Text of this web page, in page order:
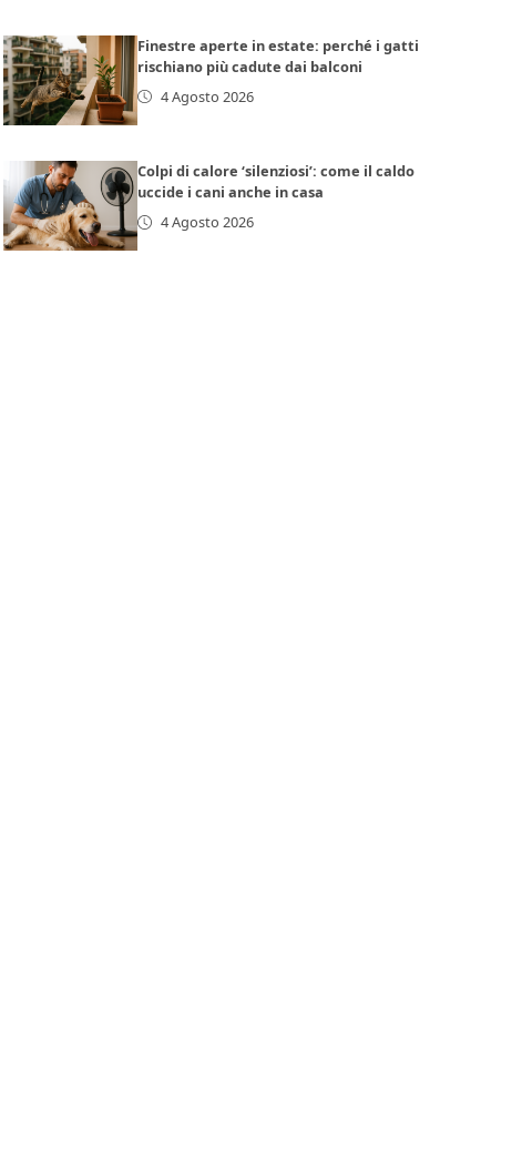
Finestre aperte in estate: perché i gatti
rischiano più cadute dai balconi
4 Agosto 2026
Colpi di calore ‘silenziosi’: come il caldo
uccide i cani anche in casa
4 Agosto 2026